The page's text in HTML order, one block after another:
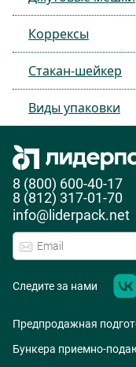
Коррексы
Стакан-шейкер
Виды упаковки
8 (800) 600-40-17
8 (812) 317-01-70
info@liderpack.net
Следите за нами
Предпродажная
Бункера приемно-